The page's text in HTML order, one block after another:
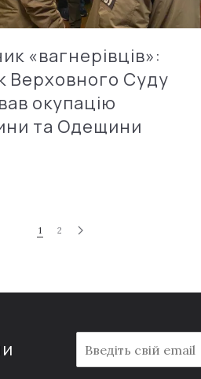
«вагнерівців»:
Верховного Суду
окупацію
та Одещини
1 2
m
a